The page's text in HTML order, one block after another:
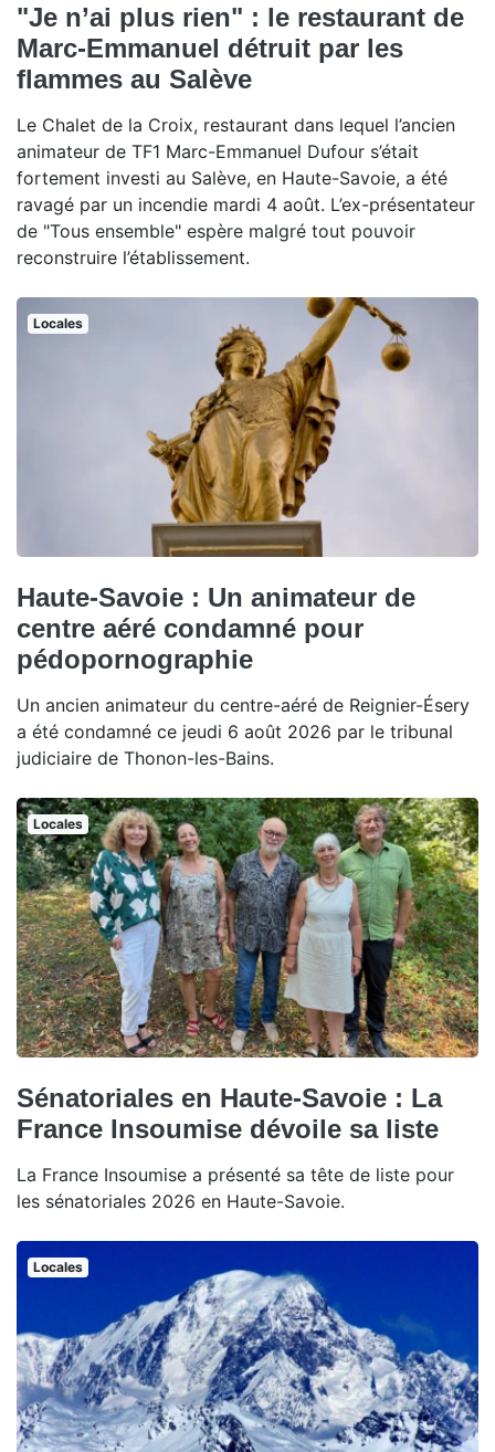
"Je n’ai plus rien" : le restaurant de
Marc-Emmanuel détruit par les
flammes au Salève
Le Chalet de la Croix, restaurant dans lequel l’ancien
animateur de TF1 Marc-Emmanuel Dufour s’était
fortement investi au Salève, en Haute-Savoie, a été
ravagé par un incendie mardi 4 août. L’ex-présentateur
de "Tous ensemble" espère malgré tout pouvoir
reconstruire l’établissement.
Locales
Haute-Savoie : Un animateur de
centre aéré condamné pour
pédopornographie
Un ancien animateur du centre-aéré de Reignier-Ésery
a été condamné ce jeudi 6 août 2026 par le tribunal
judiciaire de Thonon-les-Bains.
Locales
Sénatoriales en Haute-Savoie : La
France Insoumise dévoile sa liste
La France Insoumise a présenté sa tête de liste pour
les sénatoriales 2026 en Haute-Savoie.
Locales